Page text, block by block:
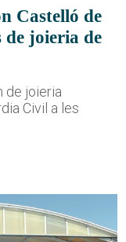
Castelló de
de joieria de
de joieria
Civil a les